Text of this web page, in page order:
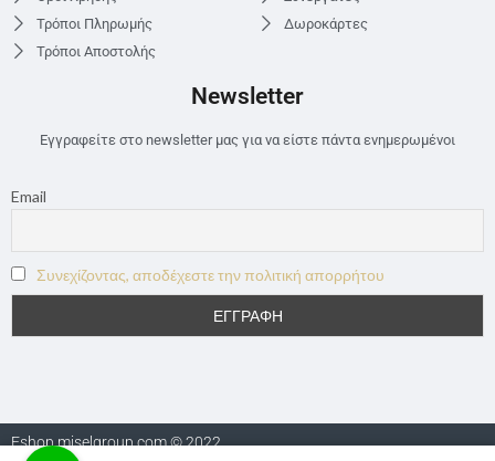
Τρόποι Πληρωμής
Τρόποι Αποστολής
Δωροκάρτες
Newsletter
Εγγραφείτε στο newsletter μας για να είστε πάντα ενημερωμένοι
Email
Συνεχίζοντας, αποδέχεστε την πολιτική απορρήτου
Eshop.miselgroup.com © 2022